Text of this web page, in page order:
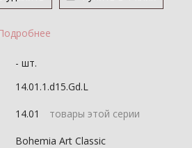
- шт.
14.01.1.d15.Gd.L
14.01 товары этой серии
Bohemia Art Classic